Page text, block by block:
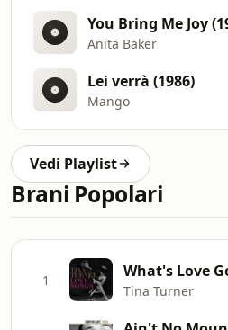
You Bring Me Joy
Anita Baker
Lei verrà (1986)
Mango
Vedi Playlist
Brani Popolari
1 What's Love
Tina Turner